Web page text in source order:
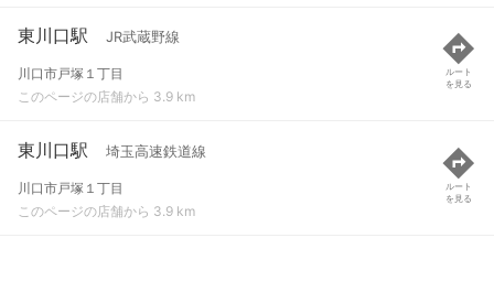
東川口駅 JR武蔵野線
川口市戸塚１丁目
このページの店舗から 3.9 km
ルート
を見る
東川口駅 埼玉高速鉄道線
川口市戸塚１丁目
このページの店舗から 3.9 km
ルート
を見る